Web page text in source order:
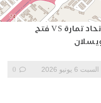
اتحاد تمارة VS فتح
السبت 6 يونيو 2026 0